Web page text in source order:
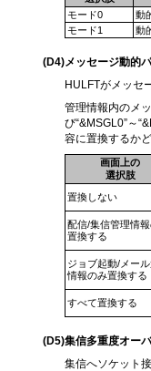
モード0
動
モード1
動
(D4)メッセージ動的
HULFTがメッセ
管理情報内のメ
び“&MSGL0”～
容に置換するか
画面上の
選択肢
置換しない
配信/集信管理情
置換する
ジョブ起動/メー
情報のみ置換する
すべて置換する
(D5)集信多重度オー
集信へソケット